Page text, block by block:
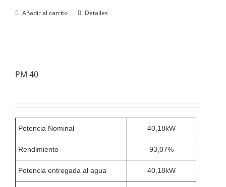
Añadir al carrito Detalles
PM 40
Potencia Nominal 40,18kW
Rendimiento 93,07%
Potencia entregada al agua 40,18kW